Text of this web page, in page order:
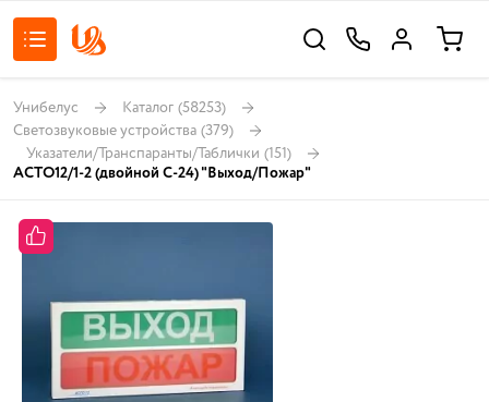
Унибелус Каталог (58253)
Светозвуковые устройства (379)
Указатели/Транспаранты/Таблички (151)
АСТО12/1-2 (двойной С-24) "Выход/Пожар"